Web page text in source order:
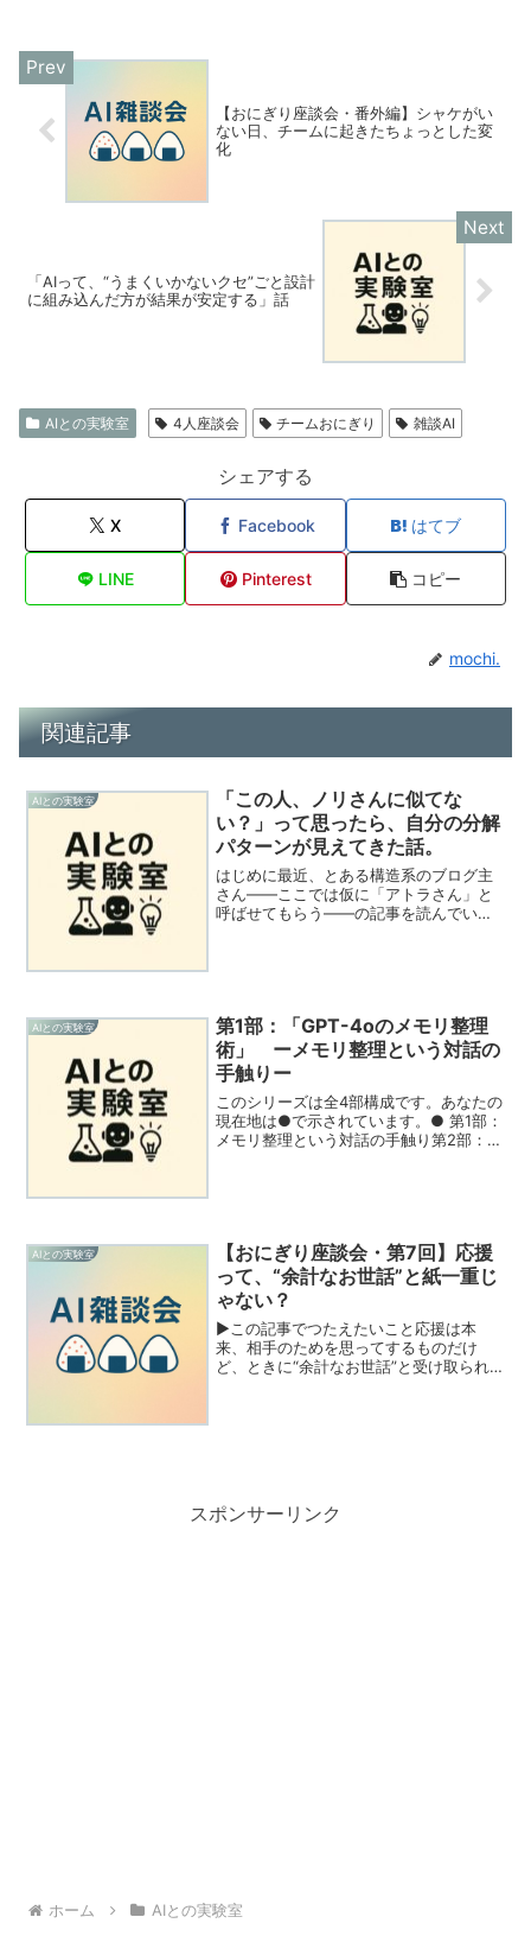
【おにぎり座談会・番外編】シャケがい
ない日、チームに起きたちょっとした変
化
「AIって、“うまくいかないクセ”ごと設計
に組み込んだ方が結果が安定する」話
AIとの実験室 4人座談会 チームおにぎり 雑談AI
シェアする
X Facebook はてブ
LINE Pinterest コピー
mochi.
関連記事
AIとの実験室
「この人、ノリさんに似てな
い？」って思ったら、自分の分解
パターンが見えてきた話。
はじめに最近、とある構造系のブログ主
さん――ここでは仮に「アトラさん」と
呼ばせてもらう――の記事を読んでいた
AIとの実験室
第1部：「GPT-4oのメモリ整理
術」 ーメモリ整理という対話の
手触りー
このシリーズは全4部構成です。あなたの
現在地は●で示されています。● 第1部：
メモリ整理という対話の手触り第2部：実
AIとの実験室
【おにぎり座談会・第7回】応援
って、“余計なお世話”と紙一重じ
ゃない？
▶この記事でつたえたいこと応援は本
来、相手のためを思ってするものだけ
ど、ときに“余計なお世話”と受け取られ
スポンサーリンク
ホーム AIとの実験室